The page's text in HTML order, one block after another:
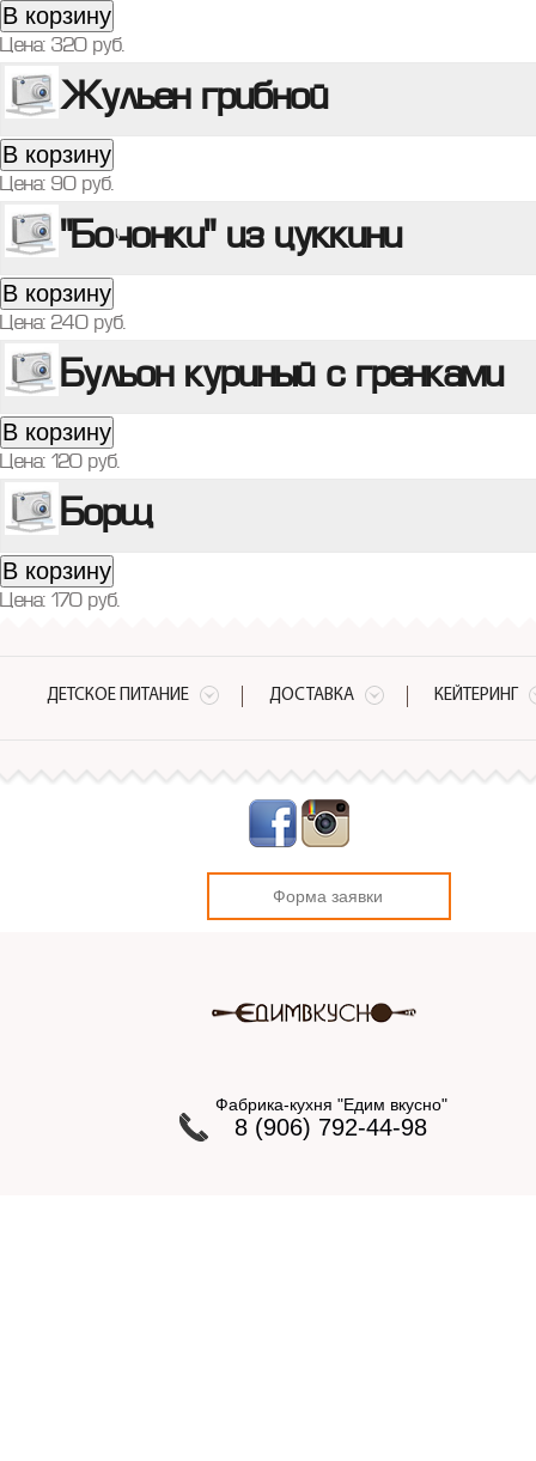
В корзину
Цена: 320 руб.
Жульен грибной
В корзину
Цена: 90 руб.
"Бочонки" из цуккини
В корзину
Цена: 240 руб.
Бульон куриный с гренками
В корзину
Цена: 120 руб.
Борщ
В корзину
Цена: 170 руб.
ДЕТСКОЕ ПИТАНИЕ ДОСТАВКА КЕЙТЕРИНГ
Форма заявки
Фабрика-кухня "Едим вкусно"
8 (906) 792-44-98